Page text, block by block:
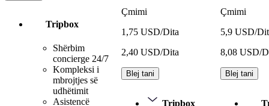
Tripbox
Shërbim
concierge 24/7
Kompleksi i
mbrojtjes së
udhëtimit
Asistencë
Çmimi
1,75 USD/Dita
2,40 USD/Dita
Blej tani
Tripbox
Çmimi
5,9 USD/
8,08 USD/
Blej tani